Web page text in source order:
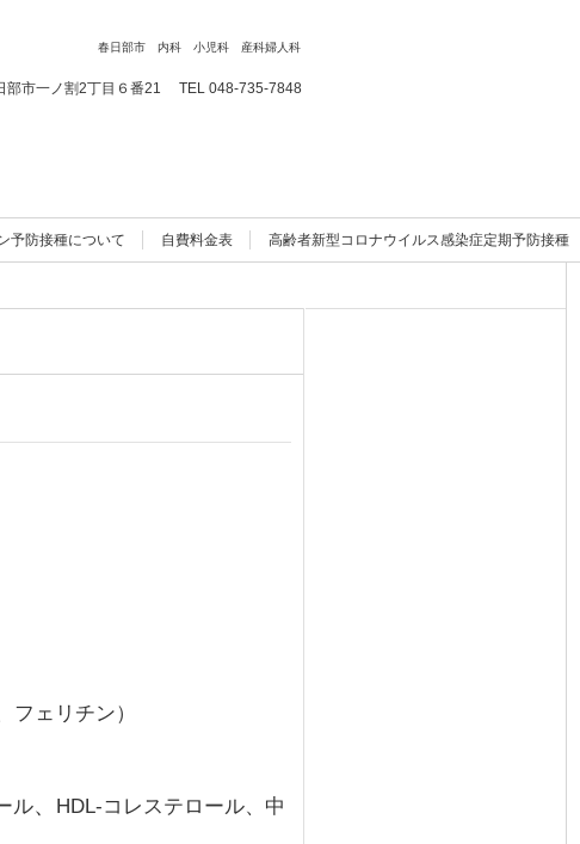
春日部市 内科 小児科 産科婦人科
部市一ノ割2丁目６番21 TEL 048-735-7848
予防接種について 自費料金表 高齢者新型コロナウイルス感染症定期予防接種
フェリチン）
ル、
HDL-コレステロール、中